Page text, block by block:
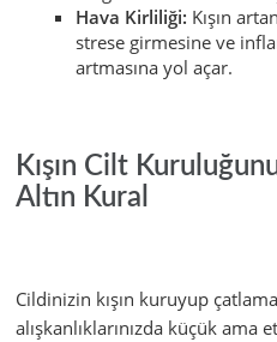
Hava Kirliliği: Kışın
strese girmesine ve
artmasına yol açar.
Kışın Cilt
Altın Kural
Cildinizin kışın kuruyup
alışkanlıklarınızda küçük ama